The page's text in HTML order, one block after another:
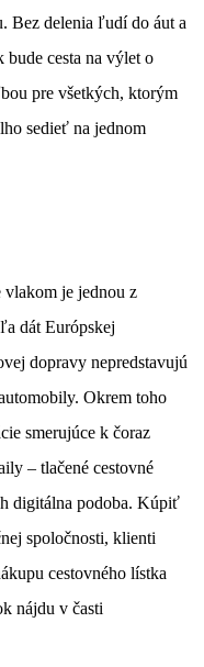
Bez delenia ľudí do áut a
bude cesta na výlet o
pre všetkých, ktorým
sedieť na jednom
vlakom je jednou z
dát Európskej
dopravy nepredstavujú
Okrem toho
smerujúce k čoraz
– tlačené cestovné
digitálna podoba. Kúpiť
spoločnosti, klienti
cestovného lístka
nájdu v časti